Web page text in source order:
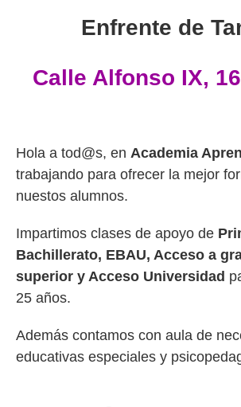
Enfrente de
Calle Alfonso IX,
Hola a tod@s, en Academia
trabajando para ofrecer la mejor
nuestos alumnos.
Impartimos clases de apoyo de
Bachillerato, EBAU, Acceso a
superior y Acceso Universidad
25 años.
Además contamos con aula de
educativas especiales y